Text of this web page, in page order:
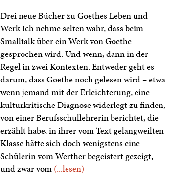
Drei neue Bücher zu Goethes Leben und
Werk Ich nehme selten wahr, dass beim
Smalltalk über ein Werk von Goethe
gesprochen wird. Und wenn, dann in der
Regel in zwei Kontexten. Entweder geht es
darum, dass Goethe noch gelesen wird – etwa
wenn jemand mit der Erleichterung, eine
kulturkritische Diagnose widerlegt zu finden,
von einer Berufsschullehrerin berichtet, die
erzählt habe, in ihrer vom Text gelangweilten
Klasse hätte sich doch wenigstens eine
Schülerin vom Werther begeistert gezeigt,
und zwar vom (...lesen)